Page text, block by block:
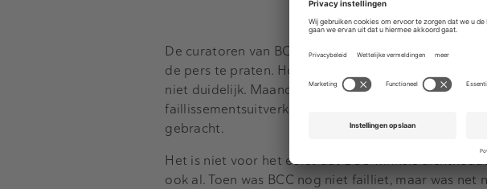
De curatoren van BCC willen niets zeggen. Een
de pers te praten. Hoeveel winkels er precies
niet duidelijk. Maandag kwamen de curatoren nog
faillissementsuitverkoop met producten tegen
gebracht.
Het is niet voor het eerst dat BCC winkels
ook al. Toen was BCC nog niet failliet, maar was